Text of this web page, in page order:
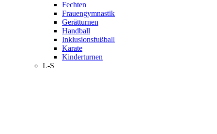
Fechten
Frauengymnastik
Gerätturnen
Handball
Inklusionsfußball
Karate
Kinderturnen
L-S